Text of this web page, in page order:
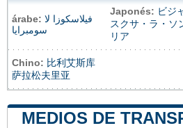
árabe: فيلاسكوزا لا
سومبرايا
Japonés: ビジ
スクサ・ラ・ソ
リア
Chino: 比利艾斯库
萨拉松夫里亚
MEDIOS DE